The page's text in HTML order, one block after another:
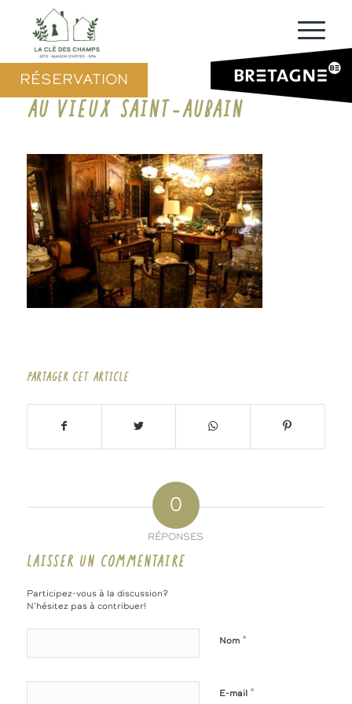
RÉSERVATION
AU VIEUX SAINT-AUBAIN
PARTAGER CET ARTICLE
0
RÉPONSES
LAISSER UN COMMENTAIRE
Participez-vous à la discussion?
N'hésitez pas à contribuer!
Nom *
E-mail *